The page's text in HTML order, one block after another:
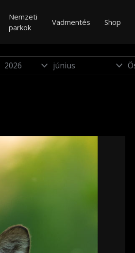
Nemzeti
parkok
Vadmentés Shop